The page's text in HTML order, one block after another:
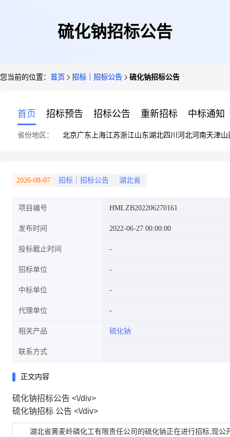
硫化钠招标公告
您当前的位置： 首页 招标｜招标公告 硫化钠招标公告
首页 招标预告 招标公告 重新招标 中标通知
省份地区： 北京广东 上海江苏浙江山东湖北四川 河北河南天津山
2026-08-07 招标｜招标公告 湖北省
项目编号 HMLZB202206270161
发布时间 2022-06-27 00:00:00
投标截止时间
招标单位
中标单位
代理单位
相关产品 硫化钠
联系方式
正文内容
硫化钠招标公告 <\/div>
硫化钠招标 公告 <\/div>
湖北省黄麦岭磷化工有限责任公司的硫化钠正在进行招标,现公